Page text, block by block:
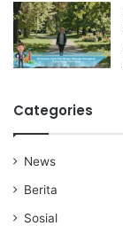
Categories
News
Berita
Sosial